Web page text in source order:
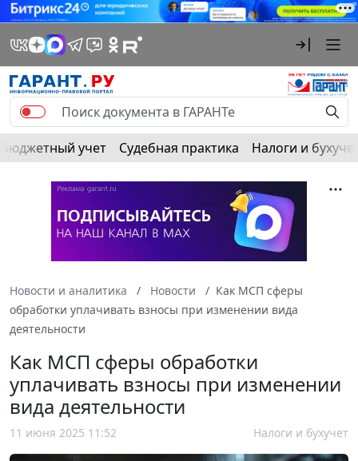
Бюджетный учет Судебная практика Налоги и
Новости и аналитика Новости
Как МСП сферы
обработки уплачивать взносы при изменении вида
деятельности
Как МСП сферы обработки
уплачивать взносы при изменении
вида деятельности
11 июня 2025 11:52 Налоги и бухучет